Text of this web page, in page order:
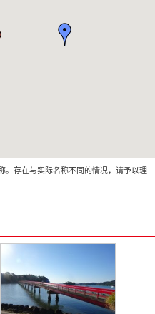
存在与实际名称不同的情况，请予以理